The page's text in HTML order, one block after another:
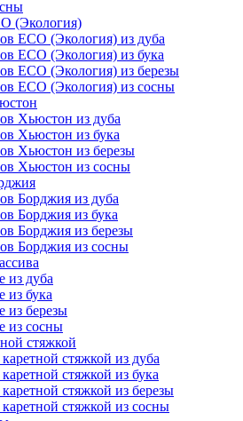
(Экология)
ECO (Экология) из дуба
ECO (Экология) из бука
ECO (Экология) из березы
ECO (Экология) из сосны
Хьюстон из дуба
Хьюстон из бука
Хьюстон из березы
Хьюстон из сосны
Борджия из дуба
Борджия из бука
Борджия из березы
Борджия из сосны
дуба
бука
березы
из сосны
стяжкой
стяжкой из дуба
стяжкой из бука
стяжкой из березы
стяжкой из сосны